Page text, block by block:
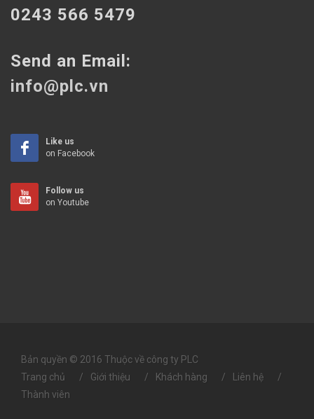
0243 566 5479
Send an Email:
info@plc.vn
Like us
on Facebook
Follow us
on Youtube
Bản quyền © 2016 Thuộc về công ty PLC
Trang chủ
Giới thiệu Khách hàng
Liên hệ
Thành viên